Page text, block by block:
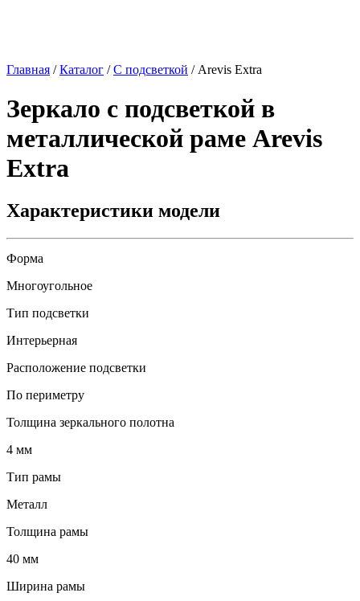
Главная /Каталог /С подсветкой / Arevis Extra
Зеркало с подсветкой в
металлической раме Arevis
Extra
Характеристики модели
Форма
Многоугольное
Тип подсветки
Интерьерная
Расположение подсветки
По периметру
Толщина зеркального полотна
4 мм
Тип рамы
Металл
Толщина рамы
40 мм
Ширина рамы